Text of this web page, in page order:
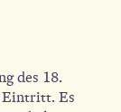
des 18.
Eintritt. Es